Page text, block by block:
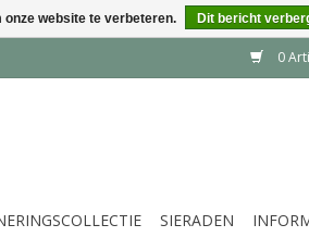
0
SIERADEN
onze website te verbeteren. Dit bericht